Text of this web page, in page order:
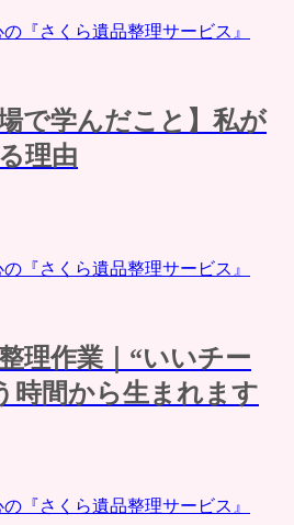
『さくら遺品整理サービス』
で学んだこと】私が
理由
『さくら遺品整理サービス』
理作業｜“いいチー
時間から生まれます
『さくら遺品整理サービス』